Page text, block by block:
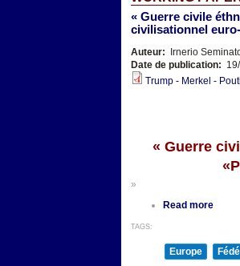
« Guerre civile
civilisationnel
Auteur: Irnerio
Date de publication:
Trump - Merkel -
« Guerre
»
Read more
TAGS:
Europe